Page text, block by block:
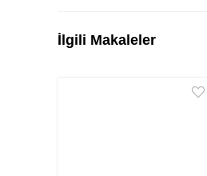
İlgili Makaleler